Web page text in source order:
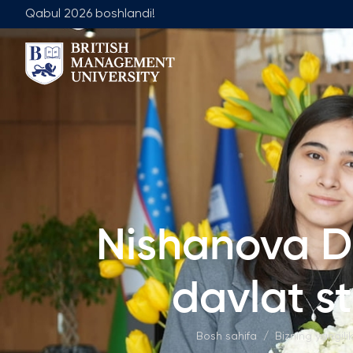
Qabul 2026 boshlandi!
Litsenziya va Diplom
Axborot Resurs Markazi
Ko'zlangan Natijalar va Maqsadlar
Sanoat Hamkorligi
Karyera Rivojlantirish Markazi
Korporativ Sektor bilan Ishlash
Professional Uyushmalarda Ishirok
Xalqaro Hamkorlik
Jamoa
Yetakchilik
Umumiy
Menejment
Ilmiy
Ish O'rinlari
Akademik
Akademik
Nishanova
davlat
Bosh sahifa / Bizning